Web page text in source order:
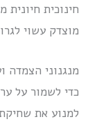
חינוכית חיונית
מוצדק עשוי
מנגנוני הצמדה
כדי לשמור על
למנוע את